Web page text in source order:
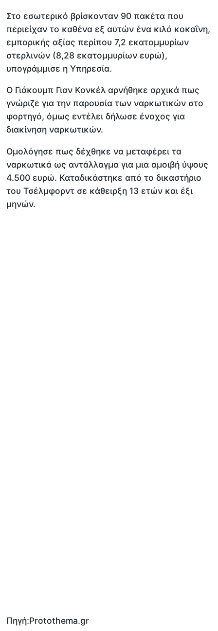
Στο εσωτερικό βρίσκονταν 90 πακέτα που
περιείχαν το καθένα εξ αυτών ένα κιλό κοκαΐνη,
εμπορικής αξίας περίπου 7,2 εκατομμυρίων
στερλινών (8,28 εκατομμυρίων ευρώ),
υπογράμμισε η Υπηρεσία.
Ο Γιάκουμπ Γιαν Κονκέλ αρνήθηκε αρχικά πως
γνώριζε για την παρουσία των ναρκωτικών στο
φορτηγό, όμως εντέλει δήλωσε ένοχος για
διακίνηση ναρκωτικών.
Ομολόγησε πως δέχθηκε να μεταφέρει τα
ναρκωτικά ως αντάλλαγμα για μια αμοιβή ύψους
4.500 ευρώ. Καταδικάστηκε από το δικαστήριο
του Τσέλμφορντ σε κάθειρξη 13 ετών και έξι
μηνών.
Πηγή:Protothema.gr